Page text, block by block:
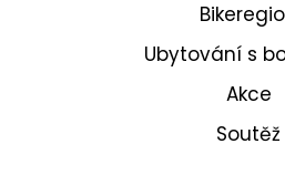
Ubytování s
Akce
Soutěž